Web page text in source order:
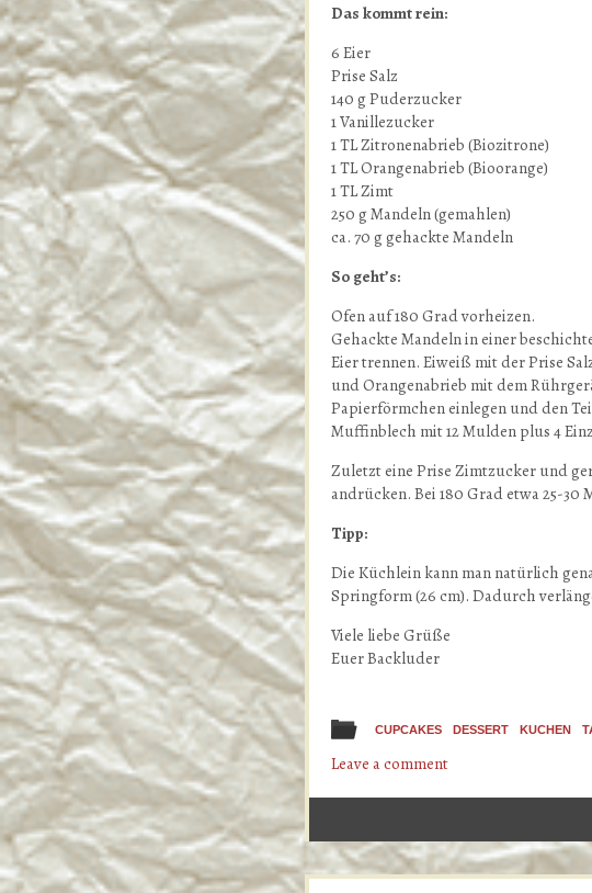
Das kommt rein:
6 Eier
Prise Salz
140 g Puderzucker
1 Vanillezucker
1 TL Zitronenabrieb (Biozitrone)
1 TL Orangenabrieb (Bioorange)
1 TL Zimt
250 g Mandeln (gemahlen)
ca. 70 g gehackte Mandeln
So geht’s:
Ofen auf 180 Grad vorheizen.
Gehackte Mandeln in einer
Eier trennen. Eiweiß mit der Prise
und Orangenabrieb mit dem
Papierförmchen einlegen und den
Muffinblech mit 12 Mulden plus 4
Zuletzt eine Prise Zimtzucker und
andrücken. Bei 180 Grad etwa 25-30
Tipp:
Die Küchlein kann man natürlich
Springform (26 cm). Dadurch
Viele liebe Grüße
Euer Backluder
CUPCAKES DESSERT KUCHEN
Leave a comment
Post navigation